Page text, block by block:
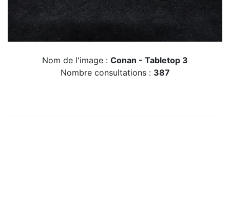
Nom de l'image : Conan - Tabletop 3
Nombre consultations : 387